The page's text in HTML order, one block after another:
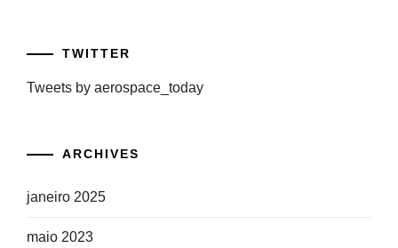
TWITTER
Tweets by aerospace_today
ARCHIVES
janeiro 2025
maio 2023